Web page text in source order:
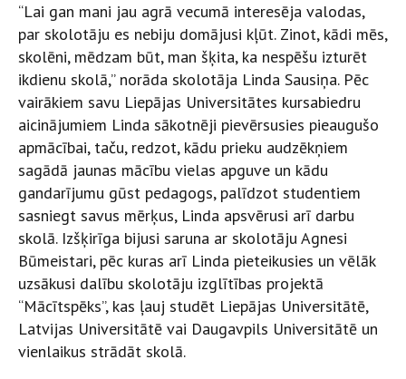
“Lai gan mani jau agrā vecumā interesēja valodas,
par skolotāju es nebiju domājusi kļūt. Zinot, kādi mēs,
skolēni, mēdzam būt, man šķita, ka nespēšu izturēt
ikdienu skolā,” norāda skolotāja Linda Sausiņa. Pēc
vairākiem savu Liepājas Universitātes kursabiedru
aicinājumiem Linda sākotnēji pievērsusies pieaugušo
apmācībai, taču, redzot, kādu prieku audzēkņiem
sagādā jaunas mācību vielas apguve un kādu
gandarījumu gūst pedagogs, palīdzot studentiem
sasniegt savus mērķus, Linda apsvērusi arī darbu
skolā. Izšķirīga bijusi saruna ar skolotāju Agnesi
Būmeistari, pēc kuras arī Linda pieteikusies un vēlāk
uzsākusi dalību skolotāju izglītības projektā
“Mācītspēks”, kas ļauj studēt Liepājas Universitātē,
Latvijas Universitātē vai Daugavpils Universitātē un
vienlaikus strādāt skolā.